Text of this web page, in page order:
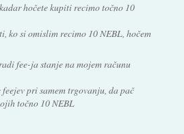
hočete kupiti recimo točno 10
ko si omislim recimo 10 NEBL, hočem
fee-ja stanje na mojem računu
pri samem trgovanju, da pač
točno 10 NEBL